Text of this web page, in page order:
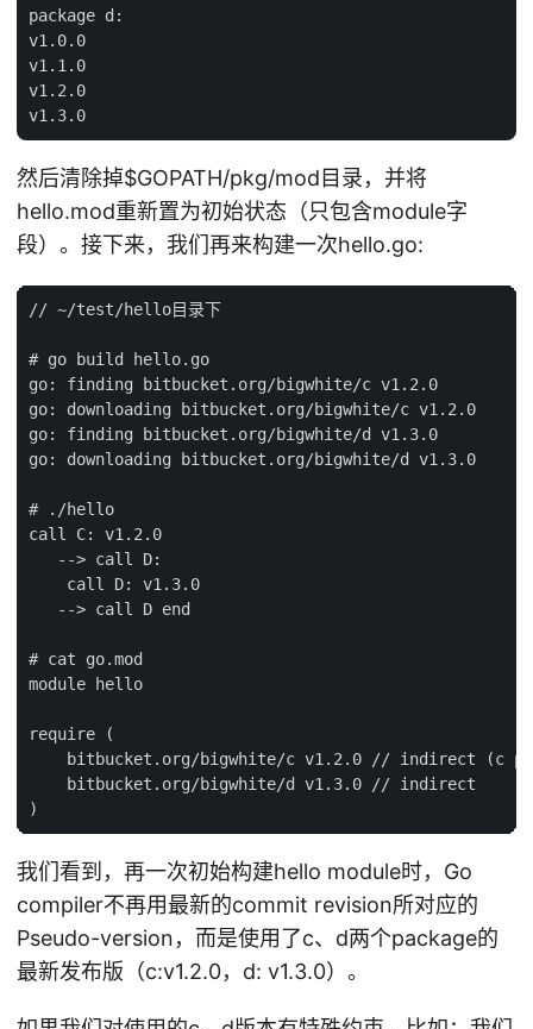
package d:
v1.0.0
v1.1.0
v1.2.0
然后清除掉$GOPATH/pkg/mod目录，并将
hello.mod重新置为初始状态（只包含module字
段）。接下来，我们再来构建一次hello.go:
// ~/test/hello目录下
# go build hello.go
go: finding bitbucket.org/bigwhite/c v1.2.0
go: downloading bitbucket.org/bigwhite/c v1.2.0
go: finding bitbucket.org/bigwhite/d v1.3.0
go: downloading bitbucket.org/bigwhite/d v1.3.0
# ./hello
call C: v1.2.0
   --> call D:
    call D: v1.3.0
   --> call D end
# cat go.mod
module hello
require (
bitbucket.org/bigwhite/c v1.2.0 // indirect (c
    bitbucket.org/bigwhite/d v1.3.0 // indirect
我们看到，再一次初始构建hello module时，Go
compiler不再用最新的commit revision所对应的
Pseudo-version，而是使用了c、d两个package的
最新发布版（c:v1.2.0，d: v1.3.0）。